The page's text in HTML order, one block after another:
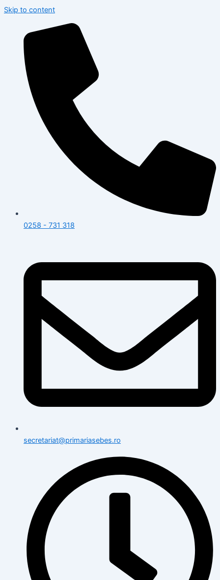
Skip to content
0258 - 731 318
secretariat@primariasebes.ro